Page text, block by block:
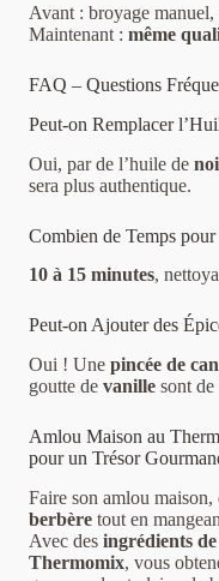
Avant : broyage
Maintenant : même
FAQ – Questions
Peut-on Remplacer
Oui, par de l’huile de
sera plus authentique.
Combien de Temps
10 à 15 minutes,
Peut-on Ajouter des
Oui ! Une pincée de
goutte de vanille sont de
Amlou Maison au
pour un Trésor
Faire son amlou maison,
berbère tout en
Avec des ingrédients
Thermomix, vous